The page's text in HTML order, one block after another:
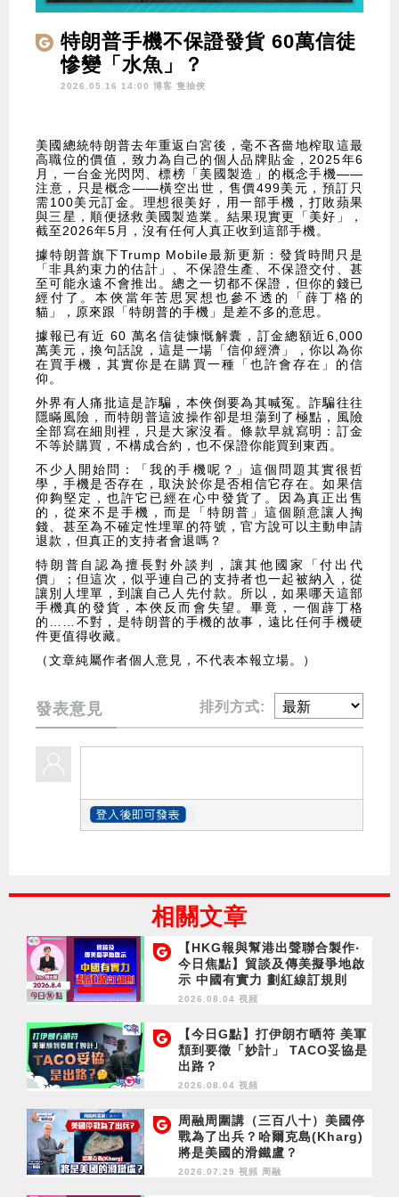
特朗普手機不保證發貨 60萬信徒
慘變「水魚」？
2026.05.16 14:00 博客 隻抽俠
美國總統特朗普去年重返白宮後，毫不吝嗇地榨取這最
高職位的價值，致力為自己的個人品牌貼金，2025年6
月，一台金光閃閃、標榜「美國製造」的概念手機——
注意，只是概念——橫空出世，售價499美元，預訂只
需100美元訂金。理想很美好，用一部手機，打敗蘋果
與三星，順便拯救美國製造業。結果現實更「美好」，
截至2026年5月，沒有任何人真正收到這部手機。
據特朗普旗下Trump Mobile最新更新：發貨時間只是
「非具約束力的估計」、不保證生產、不保證交付、甚
至可能永遠不會推出。總之一切都不保證，但你的錢已
經付了。本俠當年苦思冥想也參不透的「薛丁格的
貓」，原來跟「特朗普的手機」是差不多的意思。
據報已有近 60 萬名信徒慷慨解囊，訂金總額近6,000
萬美元，換句話說，這是一場「信仰經濟」，你以為你
在買手機，其實你是在購買一種「也許會存在」的信
仰。
外界有人痛批這是詐騙，本俠倒要為其喊冤。詐騙往往
隱瞞風險，而特朗普這波操作卻是坦蕩到了極點，風險
全部寫在細則裡，只是大家沒看。條款早就寫明：訂金
不等於購買，不構成合約，也不保證你能買到東西。
不少人開始問：「我的手機呢？」這個問題其實很哲
學，手機是否存在，取決於你是否相信它存在。如果信
仰夠堅定，也許它已經在心中發貨了。因為真正出售
的，從來不是手機，而是「特朗普」這個願意讓人掏
錢、甚至為不確定性埋單的符號，官方說可以主動申請
退款，但真正的支持者會退嗎？
特朗普自認為擅長對外談判，讓其他國家「付出代
價」；但這次，似乎連自己的支持者也一起被納入，從
讓別人埋單，到讓自己人先付款。所以，如果哪天這部
手機真的發貨，本俠反而會失望。畢竟，一個薜丁格
的……不對，是特朗普的手機的故事，遠比任何手機硬
件更值得收藏。
（文章純屬作者個人意見，不代表本報立場。）
發表意見 排列方式:
相關文章
【HKG報與幫港出聲聯合製作‧
今日焦點】貿談及傳美擬爭地啟
示 中國有實力 劃紅線訂規則
2026.08.04 視頻
【今日G點】打伊朗冇晒符 美軍
頹到要徵「妙計」 TACO妥協是
出路？
2026.08.04 視頻
周融周圍講（三百八十）美國停
戰為了出兵？哈爾克島(Kharg)
將是美國的滑鐵盧？
2026.07.29 視頻 周融